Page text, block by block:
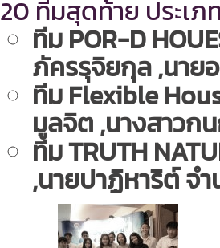
20 ทีมสุดท้าย ประเ
ทีม POR-D
ภัครรุจิยกุล ,นา
ทีม Flexible
มูลจิต ,นางสาวก
ทีม TRUTH
,นายปาฏิหาริต์ จ